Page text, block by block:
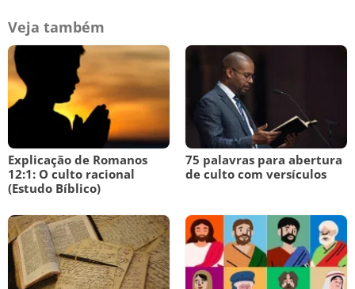
Veja também
Explicação de Romanos
12:1: O culto racional
(Estudo Bíblico)
75 palavras para abertura
de culto com versículos